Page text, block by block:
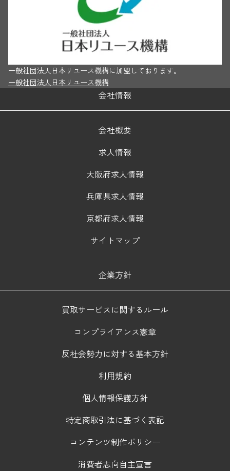
一般社団法人日本リユース機構に加盟しております。
一般社団法人日本リユース機構
会社情報
会社概要
求人情報
大阪府求人情報
兵庫県求人情報
京都府求人情報
サイトマップ
企業方針
買取サービスに関するルール
コンプライアンス憲章
反社会勢力に対する基本方針
利用規約
個人情報保護方針
特定商取引法に基づく表記
コンテンツ制作ポリシー
消費者志向自主宣言